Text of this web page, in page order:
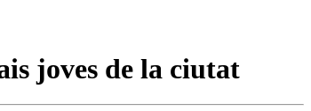
joves de la ciutat